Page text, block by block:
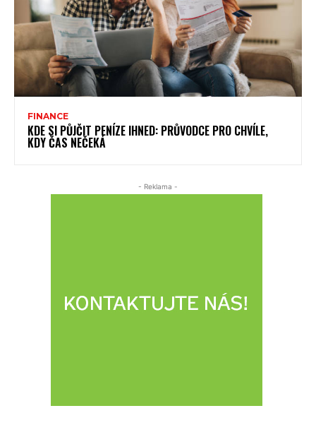
FINANCE
KDE SI PŮJČIT PENÍZE IHNED: PRŮVODCE PRO CHVÍLE,
KDY ČAS NEČEKÁ
- Reklama -